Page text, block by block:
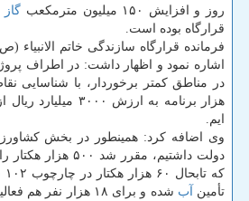
روز و افزایش ۱۵۰ میلیون مترمكعب
گاز
قرارگاه بوده است.
فرمانده قرارگاه سازندگی خاتم
اشاره نمود و اظهار داشت: در اطراف
هزار برنامه به ارزش
ایم.
وی اضافه كرد: همینطور در بخش
دولت داشتیم، مقرر
كه تابحال ۶۰ هزار هكتار در چارچوب ۱۰۲
تأمین آب
شده و برای ۱۸ هزار